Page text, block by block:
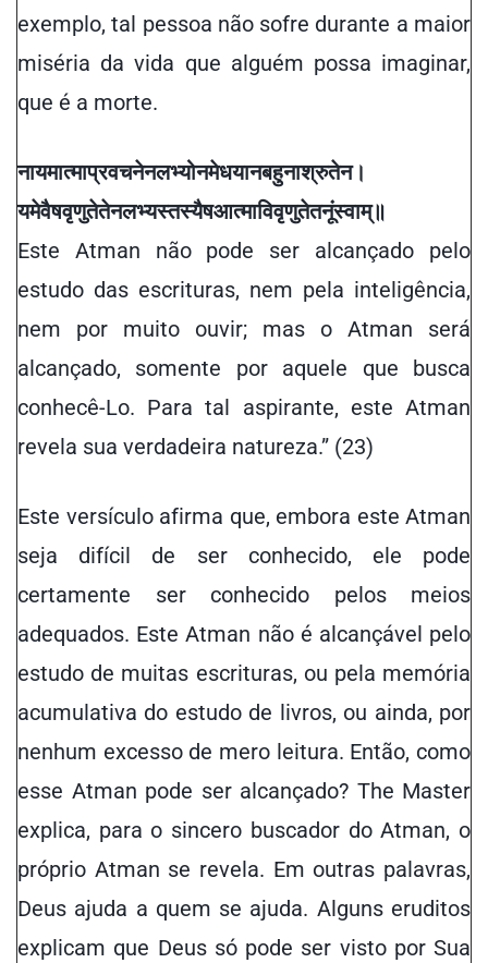
exemplo, tal pessoa não sofre durante a maior
miséria da vida que alguém possa imaginar,
que é a morte.
नायमात्माप्रवचनेनलभ्योनमेधयानबहुनाश्रुतेन।
यमेवैषवृणुतेतेनलभ्यस्तस्यैषआत्माविवृणुतेतनूंस्वाम्॥
Este Atman não pode ser alcançado pelo
estudo das escrituras, nem pela inteligência,
nem por muito ouvir; mas o Atman será
alcançado, somente por aquele que busca
conhecê-Lo. Para tal aspirante, este Atman
revela sua verdadeira natureza.” (23)
Este versículo afirma que, embora este Atman
seja difícil de ser conhecido, ele pode
certamente ser conhecido pelos meios
adequados. Este Atman não é alcançável pelo
estudo de muitas escrituras, ou pela memória
acumulativa do estudo de livros, ou ainda, por
nenhum excesso de mero leitura. Então, como
esse Atman pode ser alcançado? The Master
explica, para o sincero buscador do Atman, o
próprio Atman se revela. Em outras palavras,
Deus ajuda a quem se ajuda. Alguns eruditos
explicam que Deus só pode ser visto por Sua